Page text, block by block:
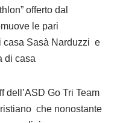
offerto dal
le pari
casa Sasà Narduzzi e
di casa
dell’ASD Go Tri Team
che nonostante